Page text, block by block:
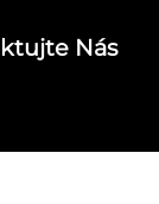
Nás